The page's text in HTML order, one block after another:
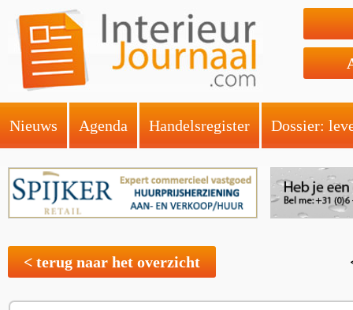
Nieuws Agenda Handelsregister Dossier:
< terug naar het overzicht